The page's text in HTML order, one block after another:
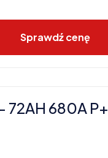
Sprawdź cenę
72AH 680A P+